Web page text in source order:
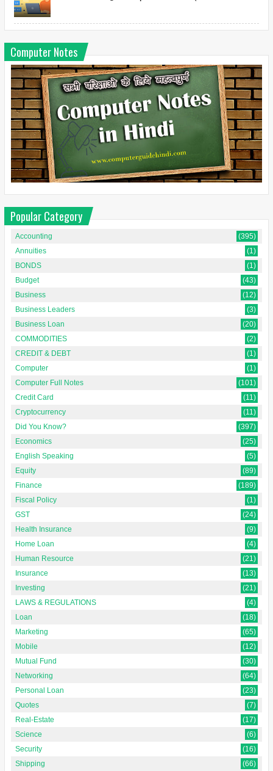
Computer Notes
Popular Category
Accounting
(395)
Annuities
(1)
BONDS
(1)
Budget
(43)
Business
(12)
Business Leaders
(3)
Business Loan
(20)
COMMODITIES
(2)
CREDIT & DEBT
(1)
Computer
(1)
Computer Full Notes
(101)
Credit Card
(11)
Cryptocurrency
(11)
Did You Know?
(397)
Economics
(25)
English Speaking
(5)
Equity
(89)
Finance
(189)
Fiscal Policy
(1)
GST
(24)
Health Insurance
(9)
Home Loan
(4)
Human Resource
(21)
Insurance
(13)
Investing
(21)
LAWS & REGULATIONS
(4)
Loan
(18)
Marketing
(65)
Mobile
(12)
Mutual Fund
(30)
Networking
(64)
Personal Loan
(23)
Quotes
(7)
Real-Estate
(17)
Science
(6)
Security
(16)
Shipping
(66)